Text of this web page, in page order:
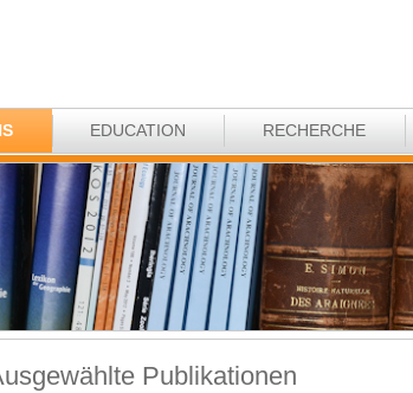
EDUCATION RECHERCHE
Publikationen